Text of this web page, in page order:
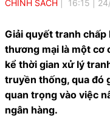
CHÍNH SÁCH 16:15
Giải quyết tranh
thương mại là một cơ
kể thời gian xử lý
truyền thống, qua đó
quan trọng vào việc
ngân hàng.